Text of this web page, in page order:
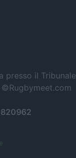
presso il Tribunale